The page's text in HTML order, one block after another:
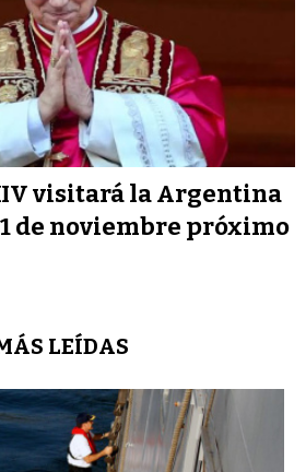
visitará la Argentina
de noviembre próximo
LEÍDAS